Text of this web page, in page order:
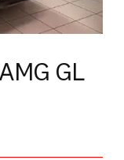
GL